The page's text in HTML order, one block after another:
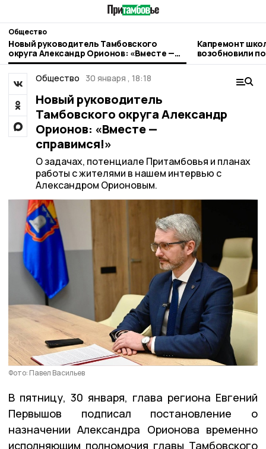
Общество
Новый руководитель Тамбовского
округа Александр Орионов: «Вместе —
справимся!»
Капремонт
возобновили
подрядчика
Общество
30 января , 18:18
Новый руководитель
Тамбовского округа Александр
Орионов: «Вместе —
справимся!»
О задачах, потенциале Притамбовья и планах
работы с жителями в нашем интервью с
Александром Орионовым.
Фото: Павел Васильев
В пятницу, 30 января, глава региона Евгений
Первышов подписал постановление о
назначении Александра Орионова временно
исполняющим полномочия главы Тамбовского